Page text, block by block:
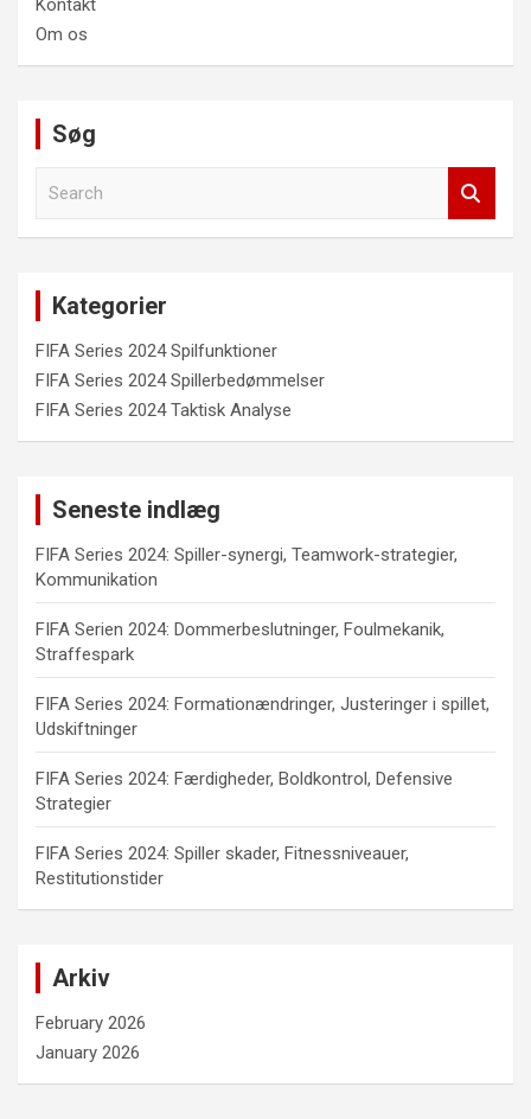
Kontakt
Om os
Søg
Kategorier
FIFA Series 2024 Spilfunktioner
FIFA Series 2024 Spillerbedømmelser
FIFA Series 2024 Taktisk Analyse
Seneste indlæg
FIFA Series 2024: Spiller-synergi, Teamwork-strategier,
Kommunikation
FIFA Serien 2024: Dommerbeslutninger, Foulmekanik,
Straffespark
FIFA Series 2024: Formationændringer, Justeringer i spillet,
Udskiftninger
FIFA Series 2024: Færdigheder, Boldkontrol, Defensive
Strategier
FIFA Series 2024: Spiller skader, Fitnessniveauer,
Restitutionstider
Arkiv
February 2026
January 2026